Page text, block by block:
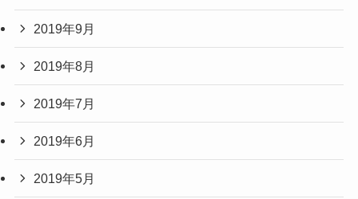
2019年9月
2019年8月
2019年7月
2019年6月
2019年5月